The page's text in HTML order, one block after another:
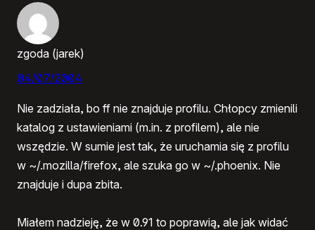
zgoda (jarek)
04/07/2004
Nie zadziała, bo ff nie znajduje profilu. Chłopcy zmienili
katalog z ustawieniami (m.in. z profilem), ale nie
wszędzie. W sumie jest tak, że uruchamia się z profilu
w ~/.mozilla/firefox, ale szuka go w ~/.phoenix. Nie
znajduje i dupa zbita.
Miałem nadzieję, że w 0.91 to poprawią, ale jak widać